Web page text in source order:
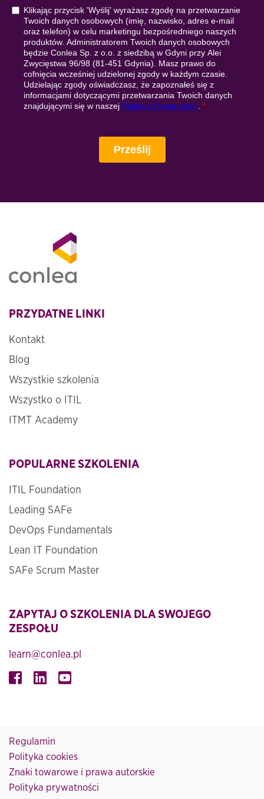
PRZYDATNE LINKI
Kontakt
Blog
Wszystkie szkolenia
Wszystko o ITIL
ITMT Academy
POPULARNE SZKOLENIA
ITIL Foundation
Leading SAFe
DevOps Fundamentals
Lean IT Foundation
SAFe Scrum Master
ZAPYTAJ O SZKOLENIA DLA SWOJEGO
ZESPOŁU
learn@conlea.pl
Regulamin
Polityka cookies
Znaki towarowe i prawa autorskie
Polityka prywatności